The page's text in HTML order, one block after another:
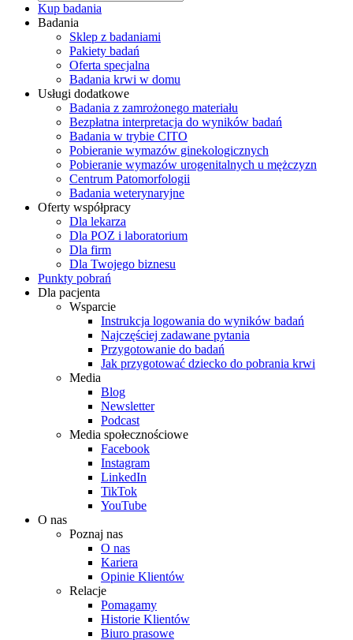
Kup badania
Badania
Sklep z badaniami
Pakiety badań
Oferta specjalna
Badania krwi w domu
Usługi dodatkowe
Badania z zamrożonego materiału
Bezpłatna interpretacja do wyników badań
Badania w trybie CITO
Pobieranie wymazów ginekologicznych
Pobieranie wymazów urogenitalnych u mężczyzn
Centrum Patomorfologii
Badania weterynaryjne
Oferty współpracy
Dla lekarza
Dla POZ i laboratorium
Dla firm
Dla Twojego biznesu
Punkty pobrań
Dla pacjenta
Wsparcie
Instrukcja logowania do wyników badań
Najczęściej zadawane pytania
Przygotowanie do badań
Jak przygotować dziecko do pobrania krwi
Media
Blog
Newsletter
Podcast
Media społecznościowe
Facebook
Instagram
LinkedIn
TikTok
YouTube
O nas
Poznaj nas
O nas
Kariera
Opinie Klientów
Relacje
Pomagamy
Historie Klientów
Biuro prasowe